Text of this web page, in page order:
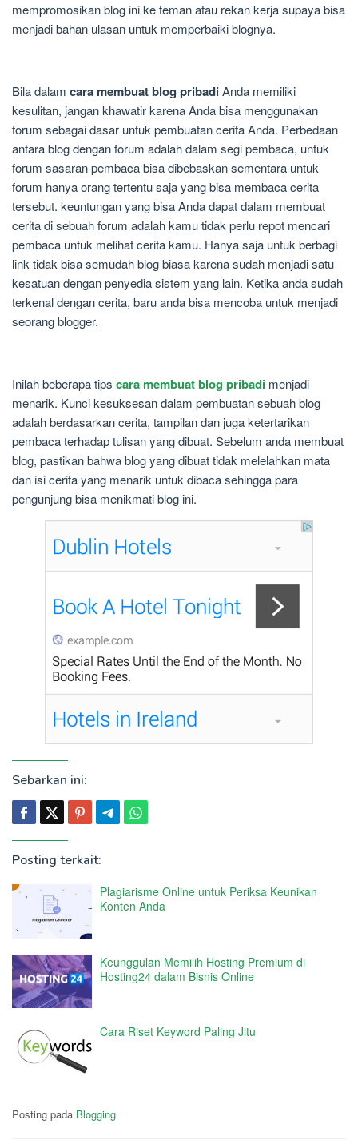
mempromosikan blog ini ke teman atau rekan kerja supaya bisa
menjadi bahan ulasan untuk memperbaiki blognya.
Bila dalam cara membuat blog pribadiAnda memiliki
kesulitan, jangan khawatir karena Anda bisa menggunakan
forum sebagai dasar untuk pembuatan cerita Anda. Perbedaan
antara blog dengan forum adalah dalam segi pembaca, untuk
forum sasaran pembaca bisa dibebaskan sementara untuk
forum hanya orang tertentu saja yang bisa membaca cerita
tersebut. keuntungan yang bisa Anda dapat dalam membuat
cerita di sebuah forum adalah kamu tidak perlu repot mencari
pembaca untuk melihat cerita kamu. Hanya saja untuk berbagi
link tidak bisa semudah blog biasa karena sudah menjadi satu
kesatuan dengan penyedia sistem yang lain. Ketika anda sudah
terkenal dengan cerita, baru anda bisa mencoba untuk menjadi
seorang blogger.
Inilah beberapa tips cara membuat blog pribadi menjadi
menarik. Kunci kesuksesan dalam pembuatan sebuah blog
adalah berdasarkan cerita, tampilan dan juga ketertarikan
pembaca terhadap tulisan yang dibuat. Sebelum anda membuat
blog, pastikan bahwa blog yang dibuat tidak melelahkan mata
dan isi cerita yang menarik untuk dibaca sehingga para
pengunjung bisa menikmati blog ini.
Sebarkan ini:
Posting terkait:
Plagiarisme Online untuk Periksa Keunikan
Konten Anda
Keunggulan Memilih Hosting Premium di
Hosting24 dalam Bisnis Online
Cara Riset Keyword Paling Jitu
Posting pada Blogging